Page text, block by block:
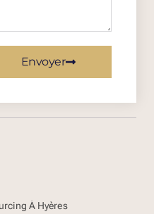
Envoyer
À Hyères